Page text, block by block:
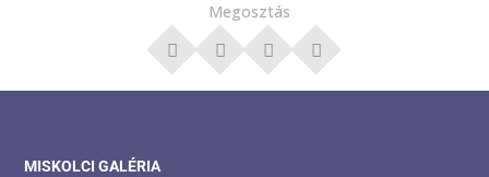
Megosztás
MISKOLCI GALÉRIA